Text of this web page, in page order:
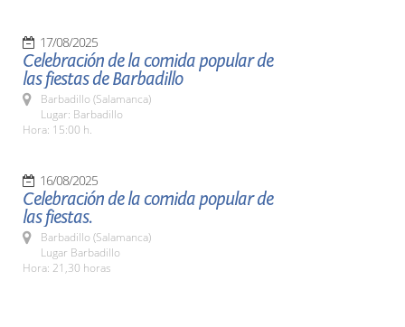
17/08/2025
Celebración de la comida popular de
las fiestas de Barbadillo
Barbadillo (Salamanca)
Lugar: Barbadillo
Hora: 15:00 h.
16/08/2025
Celebración de la comida popular de
las fiestas.
Barbadillo (Salamanca)
Lugar Barbadillo
Hora: 21,30 horas